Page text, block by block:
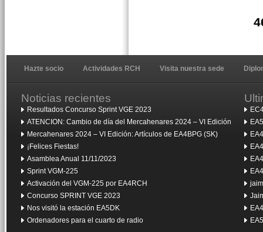
Hazte socio Actividades RCH Visita nuestra sede
Noticias recientes
Resultados Concurso Sprint VGE 2023
ATENCION: Cambio de día del Mercahenares 2024 – VI Edición
Mercahenares 2024 – VI Edición: Artículos de EA4BPG (SK)
¡Felices Fiestas!
Asamblea Anual 11/11/2023
Sprint VGM-225
Activación del VGM-225 por EA4RCH
Concurso SPRINT VGE 2023
Nos visitó la estación EA5DK
Ordenadores para el cuarto de radio